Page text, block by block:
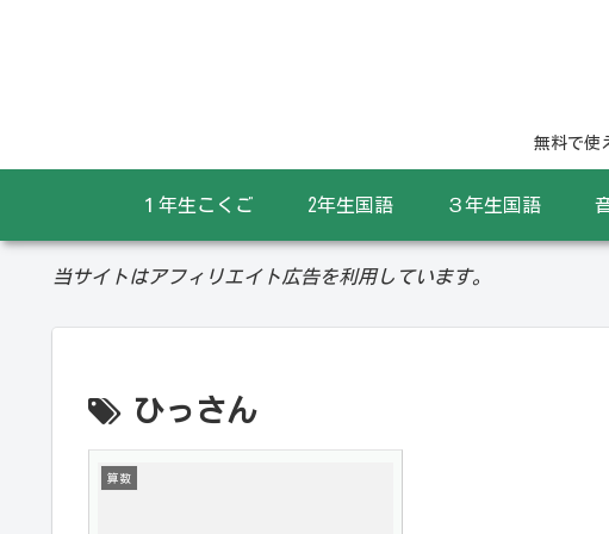
無料で使
１年生こくご 2年生国語 ３年生国語
当サイトはアフィリエイト広告を利用しています。
ひっさん
算数